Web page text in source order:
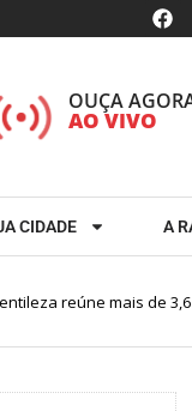
OUÇA
AO VIVO
CIDADE A
reúne mais de